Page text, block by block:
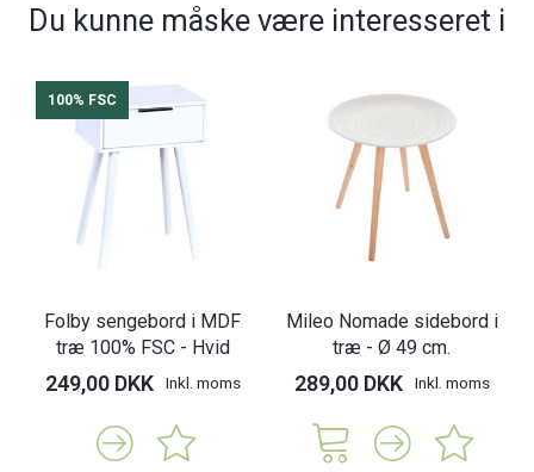
Du kunne måske være interesseret i
100% FSC
Folby sengebord i MDF
træ 100% FSC - Hvid
249,00 DKK Inkl. moms
Mileo Nomade sidebord i
træ - Ø 49 cm.
289,00 DKK Inkl. moms